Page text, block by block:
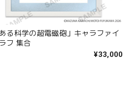
ある科学の超電磁砲」キャラファイ
フ 集合
¥33,000